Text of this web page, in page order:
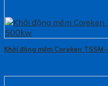
Khởi động mềm Coreken